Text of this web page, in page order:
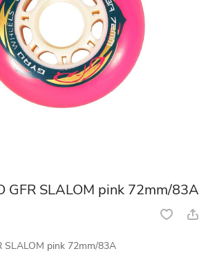
GFR SLALOM pink 72mm/83A
SLALOM pink 72mm/83A